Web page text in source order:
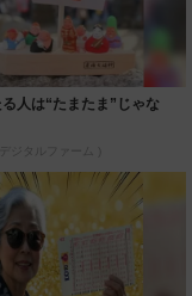
人は“たまたま”じゃな
ジタルファーム )